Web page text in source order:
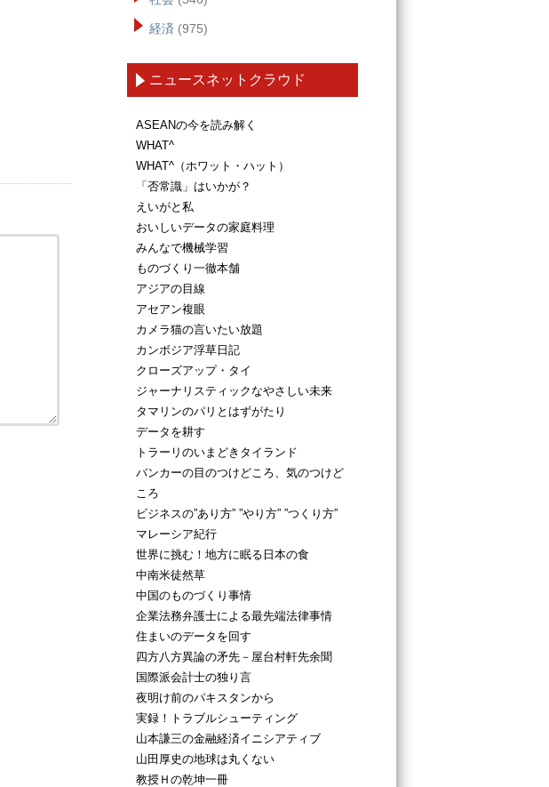
経済 (975)
ニュースネットクラウド
ASEANの今を読み解く
WHAT^
WHAT^（ホワット・ハット）
「否常識」はいかが？
えいがと私
おいしいデータの家庭料理
みんなで機械学習
ものづくり一徹本舗
アジアの目線
アセアン複眼
カメラ猫の言いたい放題
カンボジア浮草日記
クローズアップ・タイ
ジャーナリスティックなやさしい未来
タマリンのパリとはずがたり
データを耕す
トラーリのいまどきタイランド
バンカーの目のつけどころ、気のつけど
ころ
ビジネスの”あり方” ”やり方” ”つくり方”
マレーシア紀行
世界に挑む！地方に眠る日本の食
中南米徒然草
中国のものづくり事情
企業法務弁護士による最先端法律事情
住まいのデータを回す
四方八方異論の矛先－屋台村軒先余聞
国際派会計士の独り言
夜明け前のパキスタンから
実録！トラブルシューティング
山本謙三の金融経済イニシアティブ
山田厚史の地球は丸くない
教授Ｈの乾坤一冊